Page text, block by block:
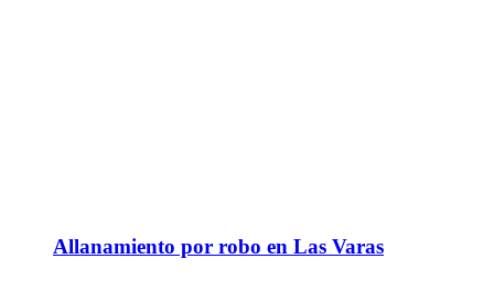
Allanamiento por robo en Las Varas